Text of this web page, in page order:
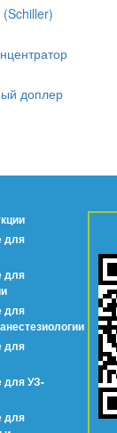
доплер
для
для
для
для
для УЗ-
для